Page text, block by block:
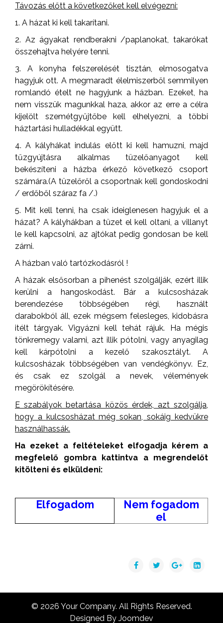
Távozás előtt a következőket kell elvégezni:
1. A házat ki kell takarítani.
2. Az ágyakat rendberakni /paplanokat, takarókat
összehajtva helyére tenni.
3. A konyha felszerelését tisztán, elmosogatva
hagyjuk ott. A megmaradt élelmiszerből semmilyen
romlandó ételt ne hagyjunk a házban. Ezeket, ha
nem visszük magunkkal haza, akkor az erre a célra
kijelölt szemétgyűjtőbe kell elhelyezni, a többi
háztartási hulladékkal együtt.
4. A kályhákat indulás előtt ki kell hamuzni, majd
tűzgyújtásra alkalmas tüzelőanyagot kell
bekészíteni a házba érkező következő csoport
számára.(A tüzelőről a csoportnak kell gondoskodni
/ erdőből száraz fa /.)
5. Mit kell tenni, ha csak ideiglenesen hagyjuk el a
házat? A kályhákban a tüzet el kell oltani, a villanyt
le kell kapcsolni, az ajtókat pedig gondosan be kell
zárni.
A házban való tartózkodásról !
A házak elsősorban a pihenést szolgálják, ezért illik
kerülni a hangoskodást. Bár a kulcsosházak
berendezése többségében régi, használt
darabokból áll, ezek mégsem felesleges, kidobásra
itélt tárgyak. Vigyázni kell tehát rájuk. Ha mégis
tönkremegy valami, azt illik pótolni, vagy anyagilag
kell kárpótolni a kezelő szakosztályt. A
kulcsosházak többségében van vendégkönyv. Ez,
és csak ez szolgál a nevek, vélemények
megörökítésére.
E szabályok betartása közös érdek, azt szolgálja,
hogy a kulcsosházat még sokan, sokáig kedvükre
használhassák.
Ha ezeket a feltételeket elfogadja kérem a
megfelelő gombra kattintva a megrendelőt
kitölteni és elküldeni:
Elfogadom
Nem fogadom
el
© 2026 Your Company. All Rights Reserved.
Designed By Joomdev